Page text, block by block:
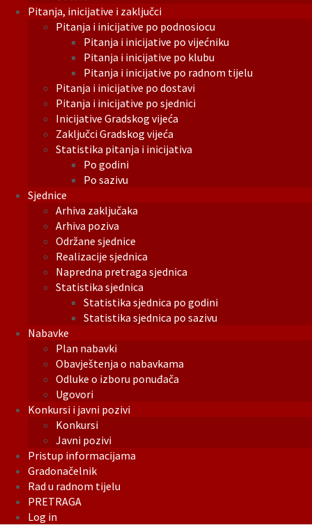
Pitanja, inicijative i zaključci
Pitanja i inicijative po podnosiocu
Pitanja i inicijative po vijećniku
Pitanja i inicijative po klubu
Pitanja i inicijative po radnom tijelu
Pitanja i inicijative po dostavi
Pitanja i inicijative po sjednici
Inicijative Gradskog vijeća
Zaključci Gradskog vijeća
Statistika pitanja i inicijativa
Po godini
Po sazivu
Sjednice
Arhiva zaključaka
Arhiva poziva
Održane sjednice
Realizacije sjednica
Napredna pretraga sjednica
Statistika sjednica
Statistika sjednica po godini
Statistika sjednica po sazivu
Nabavke
Plan nabavki
Obavještenja o nabavkama
Odluke o izboru ponuđača
Ugovori
Konkursi i javni pozivi
Konkursi
Javni pozivi
Pristup informacijama
Gradonačelnik
Rad u radnom tijelu
PRETRAGA
Log in